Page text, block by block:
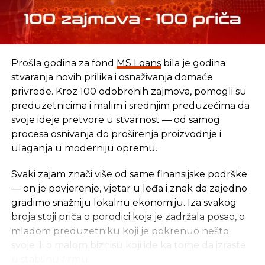
Izvor: BiF
REKLAMA
SLIČNE TEME:
SLEDEĆI
NE PROPUSTITE
Brexit kao dobra prilika za zaradu
Prošla godina za fond MS Loansbila je godina
stvaranja novih prilika i osnaživanja domaće
privrede. Kroz 100 odobrenih zajmova, pomogli su
preduzetnicima i malim i srednjim preduzećima da
svoje ideje pretvore u stvarnost — od samog
procesa osnivanja do proširenja proizvodnje i
ulaganja u moderniju opremu.
Svaki zajam znači više od same finansijske podrške
— on je povjerenje, vjetar u leđa i znak da zajedno
gradimo snažniju lokalnu ekonomiju. Iza svakog
broja stoji priča o porodici koja je zadržala posao, o
mladom preduzetniku koji je pokrenuo nešto
svoje ili o malom biznisu koji ide ka tome da izraste